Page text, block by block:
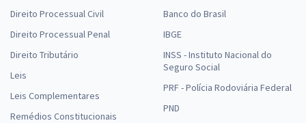
Direito Processual Civil
Direito Processual Penal
Direito Tributário
Leis
Leis Complementares
Remédios Constitucionais
Banco do Brasil
IBGE
INSS - Instituto Nacional do
Seguro Social
PRF - Polícia Rodoviária Federal
PND